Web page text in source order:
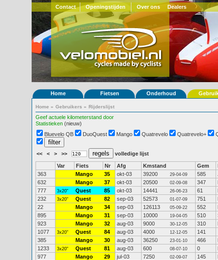
Contact Openingstijden Over ons Dealers
Home Fietsen Onderhoud
Home » Gebruikers » Rijderslijst
Geef actuele kilometerstand door
Statistieken (nieuw)
Bluevelo QB
DuoQuest Mango Quatrevelo Quatrevelo+
<< < > >> volledige lijst
Var Fiets Nr Afg Kmstand Gem
363
Mango 35 okt-03 39200 29-04-09 585
632
Mango 37 okt-03 20500 02-09-08 347
777
3x20" Quest 85 okt-03 14441 26-06-23 61
232
3x20" Quest 82 sep-03 52573 01-07-09 751
22
Mango 34 sep-03 126113 05-09-22 552
895
Mango 31 sep-03 10000 19-04-05 510
923
Mango 32 aug-03 9000 30-12-05 310
1077
3x20" Quest 84 aug-03 4000 12-12-05
141
385
Mango 30 aug-03 36250 23-01-10 466
1233
3x20" Quest 81 aug-03 600 08-07-10 0
977
Mango 29 jul-03 7250 02-09-07 145